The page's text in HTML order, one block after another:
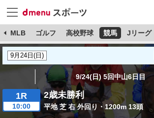
MLB ゴルフ 高校野球 競馬 Jリーグ
9/24(日) 5回中山6日目
1R
10:00
2歳未勝利
平地 芝 右 外回り・1200m 13頭